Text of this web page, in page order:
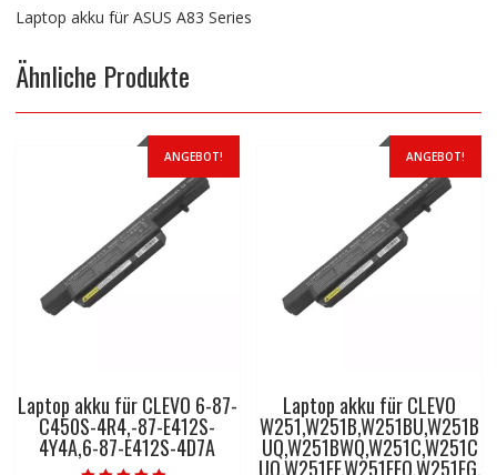
Laptop akku für ASUS A83 Series
Ähnliche Produkte
ANGEBOT!
Laptop akku für CLEVO 6-87-
C450S-4R4,-87-E412S-
4Y4A,6-87-E412S-4D7A
ANGEBOT!
Laptop akku für CLEVO
W251,W251B,W251BU,W251B
UQ,W251BWQ,W251C,W251C
UQ,W251EF,W251EFQ,W251EG,